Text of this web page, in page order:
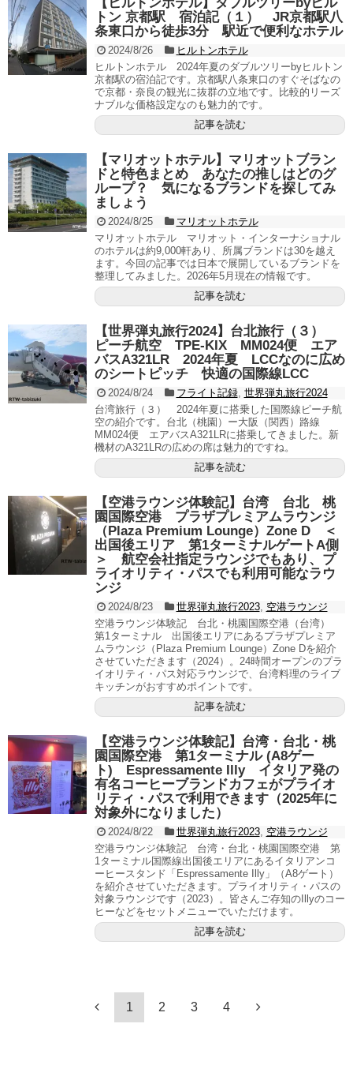
トン 京都駅 宿泊記（１） JR京都駅八
条東口から徒歩3分 駅近で便利なホテル
2024/8/26
ヒルトンホテル
ヒルトンホテル 2024年夏のダブルツリーbyヒルトン
京都駅の宿泊記です。京都駅八条東口のすぐそばなの
で京都・奈良の観光に抜群の立地です。比較的リーズ
ナブルな価格設定なのも魅力的です。
記事を読む
【マリオットホテル】マリオットブラン
ドと特色まとめ あなたの推しはどのグ
ループ？ 気になるブランドを探してみ
ましょう
2024/8/25
マリオットホテル
マリオットホテル マリオット・インターナショナル
のホテルは約9,000軒あり、所属ブランドは30を越え
ます。今回の記事では日本で展開しているブランドを
整理してみました。2026年5月現在の情報です。
記事を読む
【世界弾丸旅行2024】台北旅行（３）
ピーチ航空 TPE-KIX MM024便 エア
バスA321LR 2024年夏 LCCなのに広め
のシートピッチ 快適の国際線LCC
2024/8/24 フライト記録, 世界弾丸旅行2024
台湾旅行（３） 2024年夏に搭乗した国際線ピーチ航
空の紹介です。台北（桃園）ー大阪（関西）路線
MM024便 エアバスA321LRに搭乗してきました。新
機材のA321LRの広めの席は魅力的ですね。
記事を読む
【空港ラウンジ体験記】台湾 台北 桃
園国際空港 プラザプレミアムラウンジ
（Plaza Premium Lounge）Zone D ＜
出国後エリア 第1ターミナルゲートA側
＞ 航空会社指定ラウンジでもあり、プ
ライオリティ・パスでも利用可能なラウ
ンジ
2024/8/23 世界弾丸旅行2023, 空港ラウンジ
空港ラウンジ体験記 台北・桃園国際空港（台湾）
第1ターミナル 出国後エリアにあるプラザプレミア
ムラウンジ（Plaza Premium Lounge）Zone Dを紹介
させていただきます（2024）。24時間オープンのプラ
イオリティ・パス対応ラウンジで、台湾料理のライブ
キッチンがおすすめポイントです。
記事を読む
【空港ラウンジ体験記】台湾・台北・桃
園国際空港 第1ターミナル (A8ゲー
ト) Espressamente Illy イタリア発の
有名コーヒーブランドカフェがプライオ
リティ・パスで利用できます（2025年に
対象外になりました）
2024/8/22 世界弾丸旅行2023, 空港ラウンジ
空港ラウンジ体験記 台湾・台北・桃園国際空港 第
1ターミナル国際線出国後エリアにあるイタリアンコ
ーヒースタンド「Espressamente Illy」（A8ゲート）
を紹介させていただきます。プライオリティ・パスの
対象ラウンジです（2023）。皆さんご存知のIllyのコー
ヒーなどをセットメニューでいただけます。
記事を読む
1 2 3 4